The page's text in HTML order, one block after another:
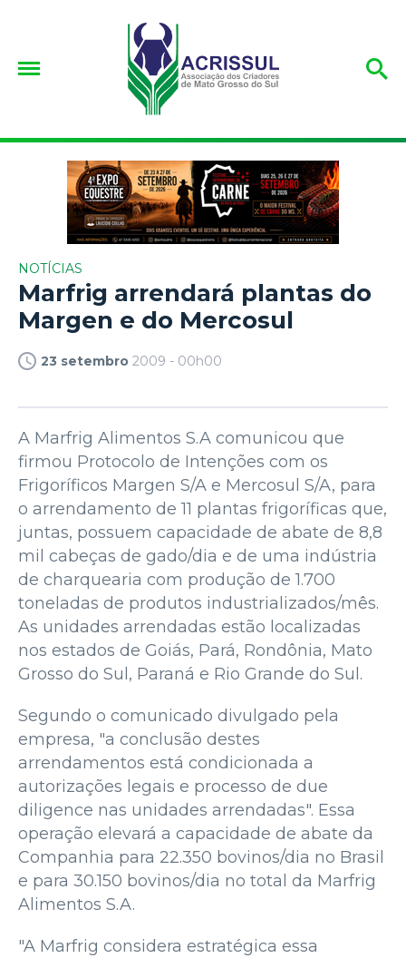
NOTÍCIAS
Marfrig arrendará plantas do
Margen e do Mercosul
23 setembro 2009 - 00h00
A Marfrig Alimentos S.A comunicou que
firmou Protocolo de Intenções com os
Frigoríficos Margen S/A e Mercosul S/A, para
o arrendamento de 11 plantas frigoríficas que,
juntas, possuem capacidade de abate de 8,8
mil cabeças de gado/dia e de uma indústria
de charquearia com produção de 1.700
toneladas de produtos industrializados/mês.
As unidades arrendadas estão localizadas
nos estados de Goiás, Pará, Rondônia, Mato
Grosso do Sul, Paraná e Rio Grande do Sul.
Segundo o comunicado divulgado pela
empresa, "a conclusão destes
arrendamentos está condicionada a
autorizações legais e processo de due
diligence nas unidades arrendadas". Essa
operação elevará a capacidade de abate da
Companhia para 22.350 bovinos/dia no Brasil
e para 30.150 bovinos/dia no total da Marfrig
Alimentos S.A.
"A Marfrig considera estratégica essa